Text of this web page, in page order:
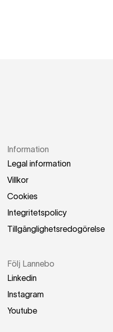
Information
Legal information
Villkor
Cookies
Integritetspolicy
Tillgänglighetsredogörelse
Följ Lannebo
Linkedin
Instagram
Youtube